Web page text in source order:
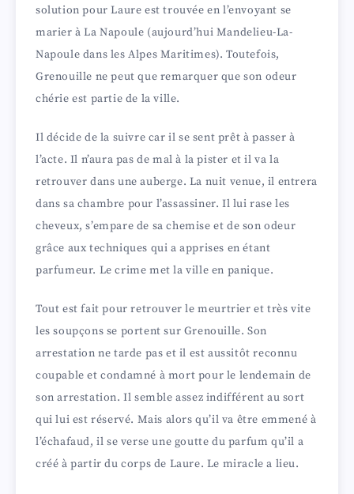
solution pour Laure est trouvée en l’envoyant se
marier à La Napoule (aujourd’hui Mandelieu-La-
Napoule dans les Alpes Maritimes). Toutefois,
Grenouille ne peut que remarquer que son odeur
chérie est partie de la ville.
Il décide de la suivre car il se sent prêt à passer à
l’acte. Il n’aura pas de mal à la pister et il va la
retrouver dans une auberge. La nuit venue, il entrera
dans sa chambre pour l’assassiner. Il lui rase les
cheveux, s’empare de sa chemise et de son odeur
grâce aux techniques qui a apprises en étant
parfumeur. Le crime met la ville en panique.
Tout est fait pour retrouver le meurtrier et très vite
les soupçons se portent sur Grenouille. Son
arrestation ne tarde pas et il est aussitôt reconnu
coupable et condamné à mort pour le lendemain de
son arrestation. Il semble assez indifférent au sort
qui lui est réservé. Mais alors qu’il va être emmené à
l’échafaud, il se verse une goutte du parfum qu’il a
créé à partir du corps de Laure. Le miracle a lieu.